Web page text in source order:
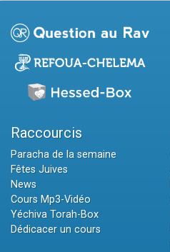
Raccourcis
Paracha de la semaine
Fêtes Juives
News
Cours Mp3-Vidéo
Yéchiva Torah-Box
Dédicacer un cours